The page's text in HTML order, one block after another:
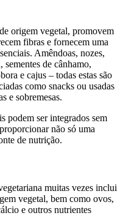
origem vegetal, promovem
fibras e fornecem uma
Amêndoas, nozes,
sementes de cânhamo,
e cajus – todas estas são
como snacks ou usadas
e sobremesas.
podem ser integrados sem
não só uma
de nutrição.
muitas vezes inclui
vegetal, bem como ovos,
e outros nutrientes